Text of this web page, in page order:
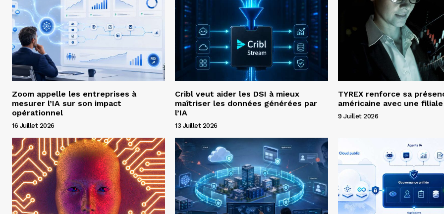
Zoom appelle les entreprises à
mesurer l’IA sur son impact
opérationnel
16 Juillet 2026
Cribl veut aider les DSI à mieux
maîtriser les données générées par
l’IA
13 Juillet 2026
TYREX renforce sa
américaine avec une
9 Juillet 2026